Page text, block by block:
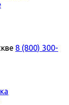
8 (800) 300-